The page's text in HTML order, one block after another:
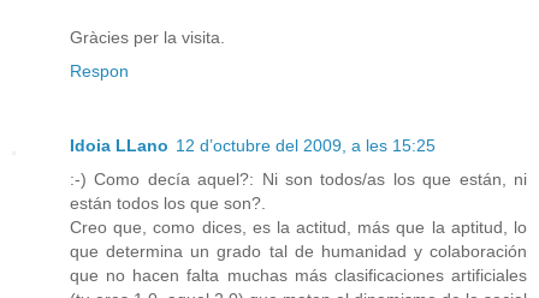
Gràcies per la visita.
Respon
Idoia LLano 12 d’octubre del 2009, a les 15:25
:-) Como decía aquel?: Ni son todos/as los que están, ni
están todos los que son?.
Creo que, como dices, es la actitud, más que la aptitud, lo
que determina un grado tal de humanidad y colaboración
que no hacen falta muchas más clasificaciones artificiales